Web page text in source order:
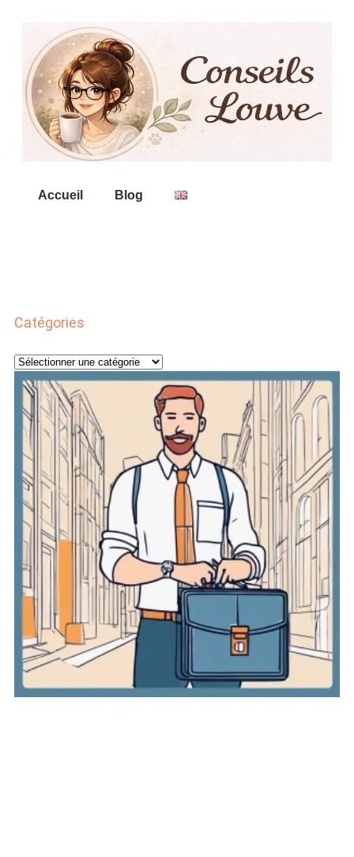
Accueil Blog
Catégories